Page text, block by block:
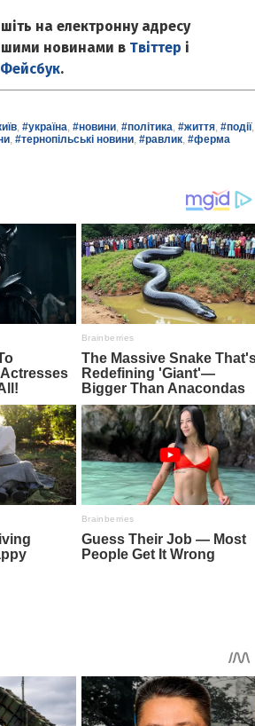
на електронну адресу
новинами в Твіттер і
Фейсбук.
, #україна, #новини, #політика, #життя, #події,
, #тернопільські новини, #равлик, #ферма